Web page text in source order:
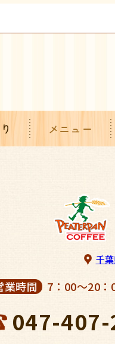
メニュー
千
業時間 7：00～20：
047-